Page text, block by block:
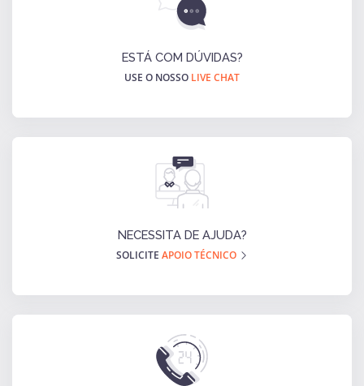
ESTÁ COM DÚVIDAS?
USE O NOSSO LIVE CHAT
NECESSITA DE AJUDA?
SOLICITE APOIO TÉCNICO